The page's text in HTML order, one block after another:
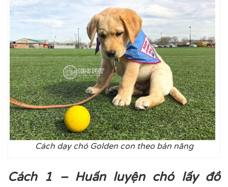
Cách dạy chó Golden con theo bản năng
Cách 1 – Huấn luyện chó lấy đồ